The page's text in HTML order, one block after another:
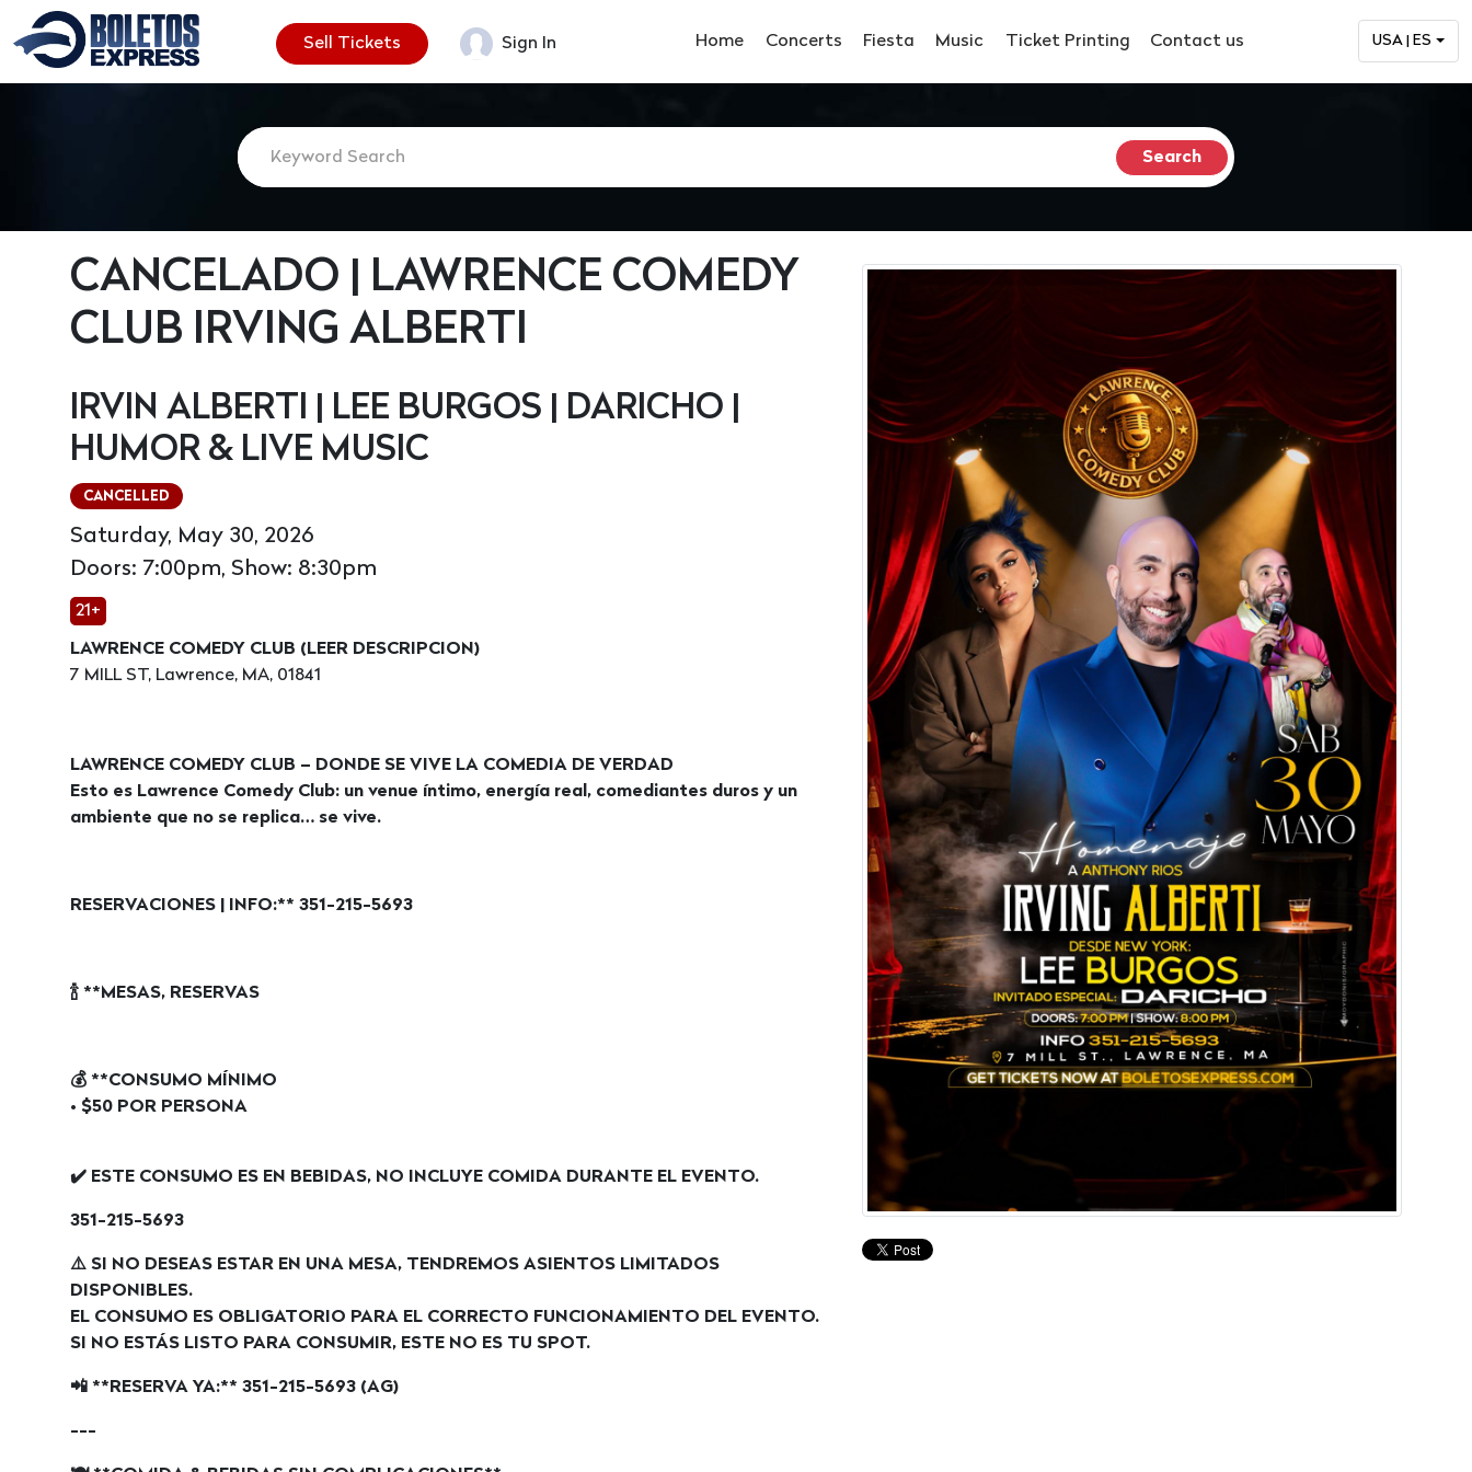
Sell Tickets Sign In Home Concerts Fiesta Music Ticket Printing Contact us USA | ES
CANCELADO | LAWRENCE COMEDY
CLUB IRVING ALBERTI
IRVIN ALBERTI | LEE BURGOS | DARICHO |
HUMOR & LIVE MUSIC
CANCELLED
Saturday, May 30, 2026
Doors: 7:00pm, Show: 8:30pm
21+
LAWRENCE COMEDY CLUB (LEER DESCRIPCION)
7 MILL ST, Lawrence, MA, 01841
LAWRENCE COMEDY CLUB – DONDE SE VIVE LA COMEDIA DE VERDAD
Esto es Lawrence Comedy Club: un venue íntimo, energía real, comediantes duros y un
ambiente que no se replica… se vive.
RESERVACIONES | INFO:** 351-215-5693
🍾 **MESAS, RESERVAS
💰 **CONSUMO MÍNIMO
• $50 POR PERSONA
✔️ ESTE CONSUMO ES EN BEBIDAS, NO INCLUYE COMIDA DURANTE EL EVENTO.
351-215-5693
⚠️ SI NO DESEAS ESTAR EN UNA MESA, TENDREMOS ASIENTOS LIMITADOS
DISPONIBLES.
EL CONSUMO ES OBLIGATORIO PARA EL CORRECTO FUNCIONAMIENTO DEL EVENTO.
SI NO ESTÁS LISTO PARA CONSUMIR, ESTE NO ES TU SPOT.
📲 **RESERVA YA:** 351-215-5693 (AG)
---